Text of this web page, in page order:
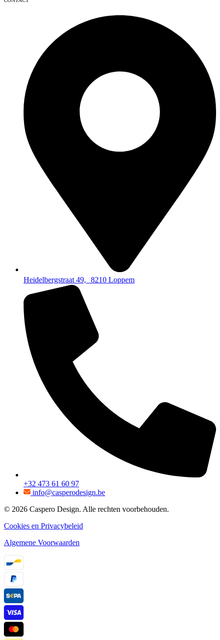
Heidelbergstraat 49, 8210 Loppem
+32 473 61 60 97
info@casperodesign.be
© 2026 Caspero Design. Alle rechten voorbehouden.
Cookies en Privacybeleid
Algemene Voorwaarden